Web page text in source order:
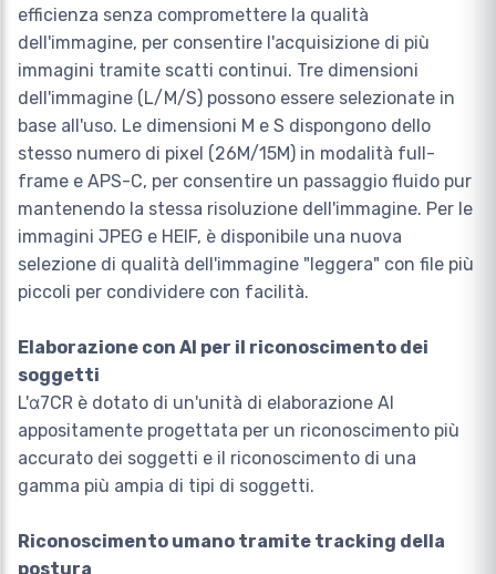
efficienza senza compromettere la qualità
dell'immagine, per consentire l'acquisizione di più
immagini tramite scatti continui. Tre dimensioni
dell'immagine (L/M/S) possono essere selezionate in
base all'uso. Le dimensioni M e S dispongono dello
stesso numero di pixel (26M/15M) in modalità full-
frame e APS-C, per consentire un passaggio fluido pur
mantenendo la stessa risoluzione dell'immagine. Per le
immagini JPEG e HEIF, è disponibile una nuova
selezione di qualità dell'immagine "leggera" con file più
piccoli per condividere con facilità.
Elaborazione con AI per il riconoscimento dei
soggetti
L'α7CR è dotato di un'unità di elaborazione AI
appositamente progettata per un riconoscimento più
accurato dei soggetti e il riconoscimento di una
gamma più ampia di tipi di soggetti.
Riconoscimento umano tramite tracking della
postura